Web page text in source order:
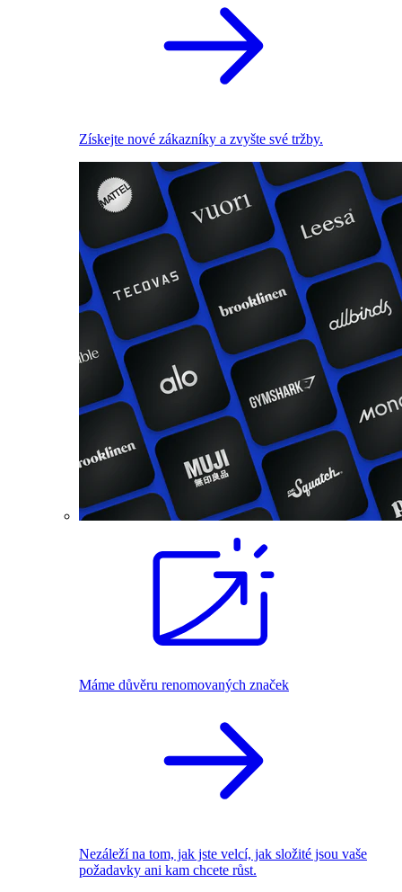
Získejte nové zákazníky a zvyšte své tržby.
Máme důvěru renomovaných značek
Nezáleží na tom, jak jste velcí, jak složité jsou vaše
požadavky ani kam chcete růst.